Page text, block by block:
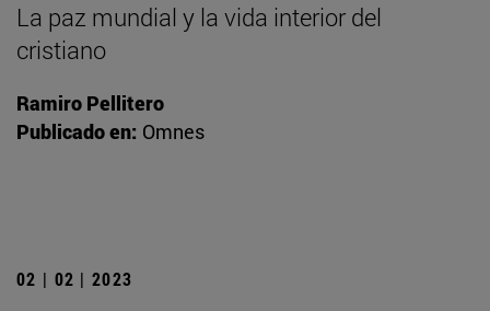
La paz mundial y la vida interior del
cristiano
Ramiro Pellitero
Publicado en: Omnes
02 | 02 | 2023